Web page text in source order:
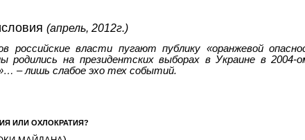
(апрель, 2012г.)
российские власти пугают публику «оранжевой
родились на президентских выборах в Украине в 2004-
–лишь слабое эхо тех событий.
ИЛИ ОХЛОКРАТИЯ?